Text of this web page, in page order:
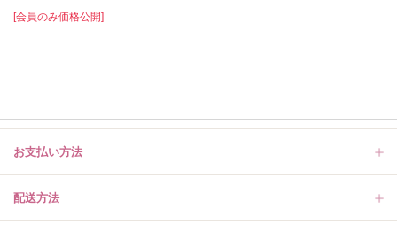
[会員のみ価格公開]
お支払い方法
配送方法